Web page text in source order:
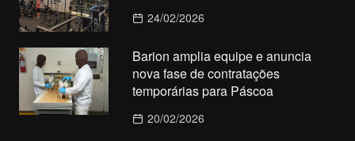
24/02/2026
Barion amplia equipe e anuncia
nova fase de contratações
temporárias para Páscoa
20/02/2026